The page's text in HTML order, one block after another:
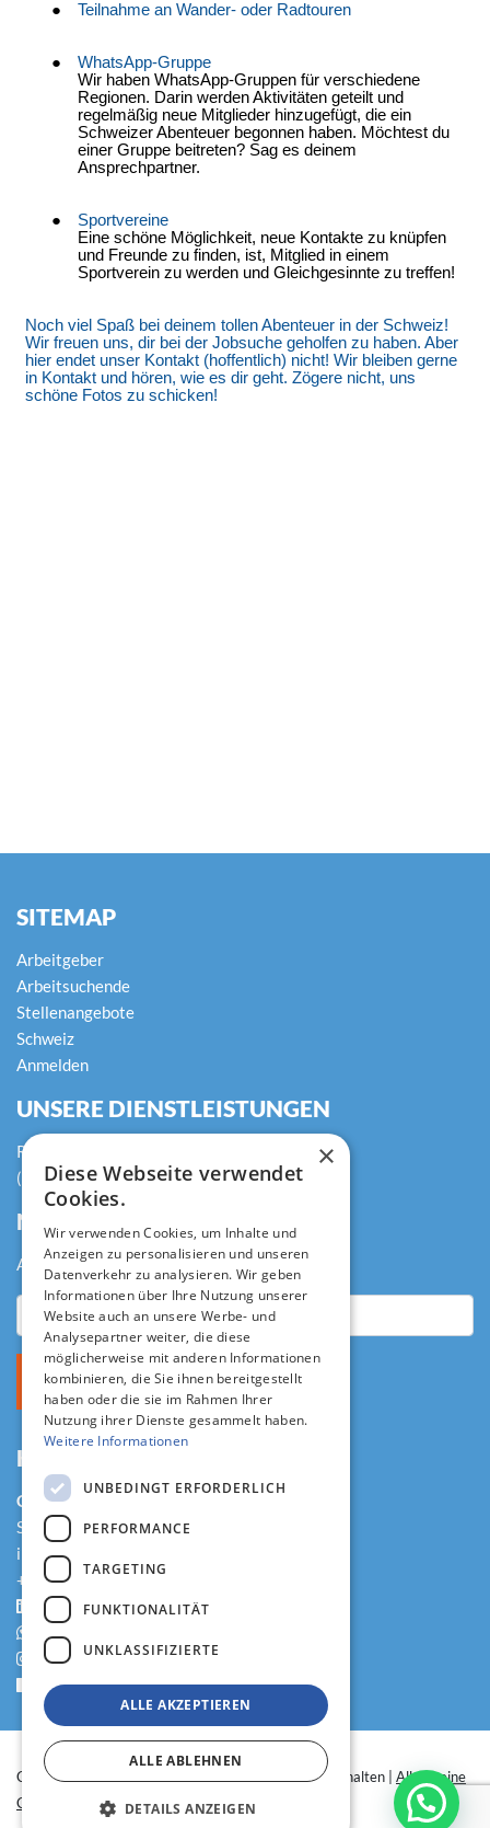
SITEMAP
Arbeitgeber
Arbeitsuchende
Stellenangebote
Schweiz
Anmelden
UNSERE DIENSTLEISTUNGEN
Rekrutierung und Auswahl
(Temporäre) Außenvermittlung
NEWSLETTER
Abonnieren Sie unseren Newsletter!
KONTAKT
CareToMatch GmbH
Splügenstrasse 8, 8002 Zürich
info@caretomatch.com
+41 (0)41 561 67 50
LinkedIn
Whatsapp
Instagram
Facebook
Copyright © 2022 CareToMatch. | Alle Rechte vorbehalten | Allgemeine
Geschäftsbedingungen | Disclaimer
×
Diese Webseite verwendet
Cookies.
Wir verwenden Cookies, um Inhalte und
Anzeigen zu personalisieren und unseren
Datenverkehr zu analysieren. Wir geben
Informationen über Ihre Nutzung unserer
Website auch an unsere Werbe- und
Analysepartner weiter, die diese
möglicherweise mit anderen Informationen
kombinieren, die Sie ihnen bereitgestellt
haben oder die sie im Rahmen Ihrer
Nutzung ihrer Dienste gesammelt haben.
Weitere Informationen
UNBEDINGT ERFORDERLICH
PERFORMANCE
TARGETING
FUNKTIONALITÄT
UNKLASSIFIZIERTE
ALLE AKZEPTIEREN
ALLE ABLEHNEN
DETAILS ANZEIGEN